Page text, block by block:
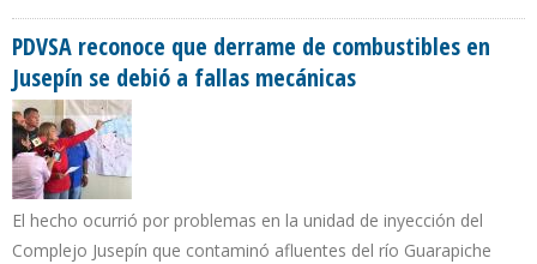
PDVSA reconoce que derrame de combustibles en
Jusepín se debió a fallas mecánicas
El hecho ocurrió por problemas en la unidad de inyección del
Complejo Jusepín que contaminó afluentes del río Guarapiche